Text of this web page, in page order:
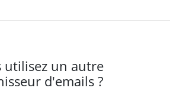
utilisez un autre
d'emails ?